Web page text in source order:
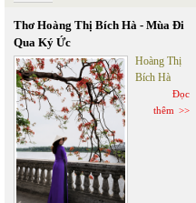
Thơ Hoàng Thị Bích Hà - Mùa Đi
Qua Ký Ức
Hoàng Thị
Bích Hà
Đọc
thêm